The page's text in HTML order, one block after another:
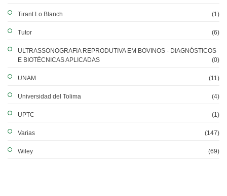
Tirant Lo Blanch (1)
Tutor (6)
ULTRASSONOGRAFIA REPRODUTIVA EM BOVINOS - DIAGNÓSTICOS
E BIOTÉCNICAS APLICADAS
(0)
UNAM (11)
Universidad del Tolima (4)
UPTC (1)
Varias (147)
Wiley (69)